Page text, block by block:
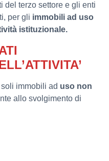
del terzo settore e gli enti
per gli immobili ad uso
istituzionale.
soli immobili ad uso non
allo svolgimento di